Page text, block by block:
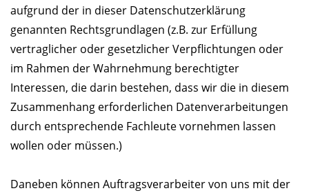
aufgrund der in dieser Datenschutzerklärung
genannten Rechtsgrundlagen (z.B. zur Erfüllung
vertraglicher oder gesetzlicher Verpflichtungen oder
im Rahmen der Wahrnehmung berechtigter
Interessen, die darin bestehen, dass wir die in diesem
Zusammenhang erforderlichen Datenverarbeitungen
durch entsprechende Fachleute vornehmen lassen
wollen oder müssen.)
Daneben können Auftragsverarbeiter von uns mit der